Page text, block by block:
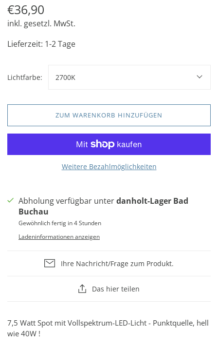
€36,90
inkl. gesetzl. MwSt.
Lieferzeit: 1-2 Tage
Lichtfarbe: 2700K
ZUM WARENKORB HINZUFÜGEN
Weitere Bezahlmöglichkeiten
Abholung verfügbar unterdanholt-Lager Bad
Buchau
Gewöhnlich fertig in 4 Stunden
Ladeninformationen anzeigen
Ihre Nachricht/Frage zum Produkt.
Das hier teilen
7,5 Watt Spot mit Vollspektrum-LED-Licht - Punktquelle, hell
wie 40W !